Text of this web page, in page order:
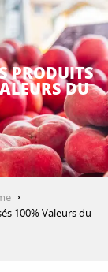
PRODUITS
DU
100% Valeurs du